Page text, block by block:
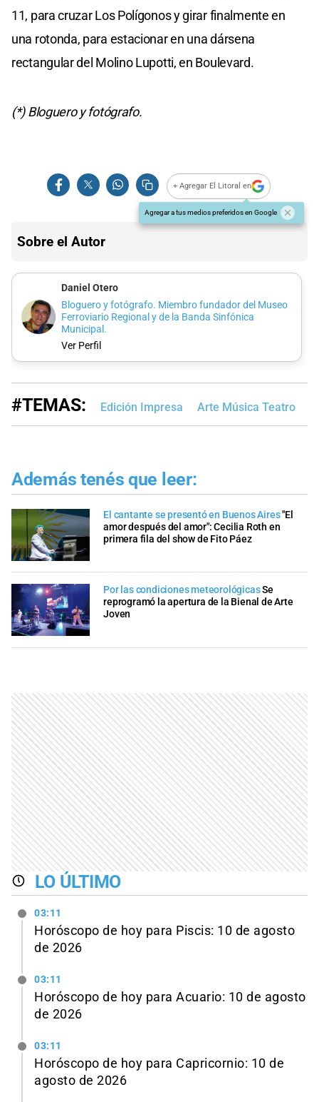
11, para cruzar Los Polígonos y girar finalmente en
una rotonda, para estacionar en una dársena
rectangular del Molino Lupotti, en Boulevard.
(*) Bloguero y fotógrafo.
+ Agregar El Litoral en
Agregar a tus medios preferidos en Google
Sobre el Autor
Daniel Otero
Bloguero y fotógrafo. Miembro fundador del Museo
Ferroviario Regional y de la Banda Sinfónica
Municipal.
Ver Perfil
#TEMAS: Edición Impresa Arte Música Teatro
Además tenés que leer:
El cantante se presentó en Buenos Aires"El
amor después del amor": Cecilia Roth en
primera fila del show de Fito Páez
Por las condiciones meteorológicasSe
reprogramó la apertura de la Bienal de Arte
Joven
LO ÚLTIMO
03:11
Horóscopo de hoy para Piscis: 10 de agosto
de 2026
03:11
Horóscopo de hoy para Acuario: 10 de agosto
de 2026
03:11
Horóscopo de hoy para Capricornio: 10 de
agosto de 2026